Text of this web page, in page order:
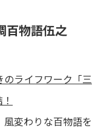
百物語伍之
ライフワーク「三
変わりな百物語を